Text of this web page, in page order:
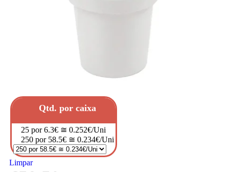
Qtd. por caixa
25 por 6.3€ ≅ 0.252€/Uni
250 por 58.5€ ≅ 0.234€/Uni
Limpar